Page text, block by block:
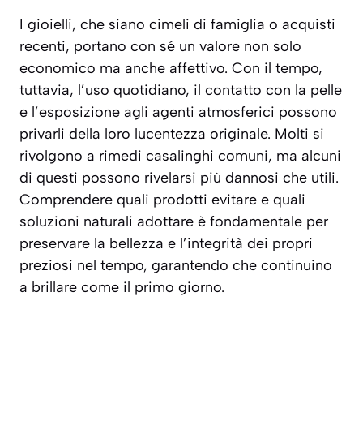
I gioielli, che siano cimeli di famiglia o acquisti
recenti, portano con sé un valore non solo
economico ma anche affettivo. Con il tempo,
tuttavia, l’uso quotidiano, il contatto con la pelle
e l’esposizione agli agenti atmosferici possono
privarli della loro lucentezza originale. Molti si
rivolgono a rimedi casalinghi comuni, ma alcuni
di questi possono rivelarsi più dannosi che utili.
Comprendere quali prodotti evitare e quali
soluzioni naturali adottare è fondamentale per
preservare la bellezza e l’integrità dei propri
preziosi nel tempo, garantendo che continuino
a brillare come il primo giorno.